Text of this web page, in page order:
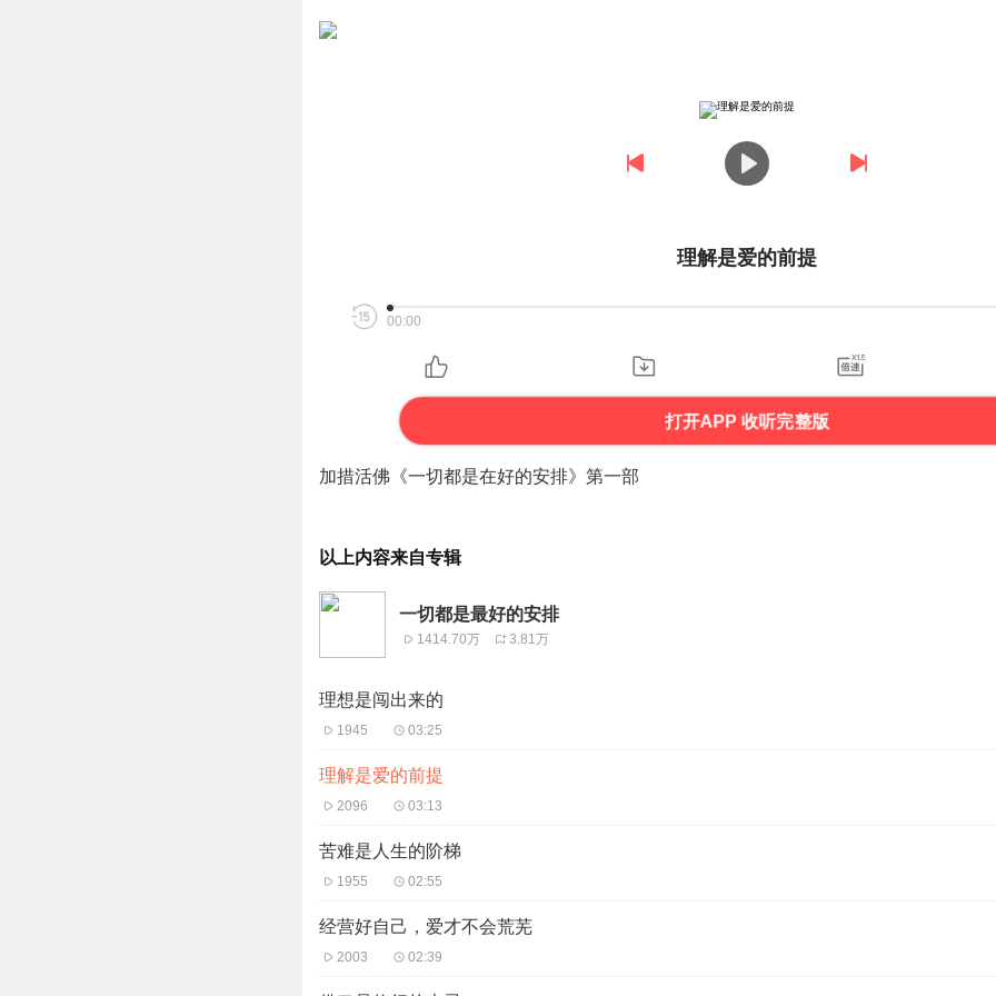
理解是爱的前提
00:00
打开APP 收听完整版
加措活佛《一切都是在好的安排》第一部
以上内容来自专辑
一切都是最好的安排
1414.70万 3.81万
理想是闯出来的
1945 03:25
理解是爱的前提
2096 03:13
苦难是人生的阶梯
1955 02:55
经营好自己，爱才不会荒芜
2003 02:39